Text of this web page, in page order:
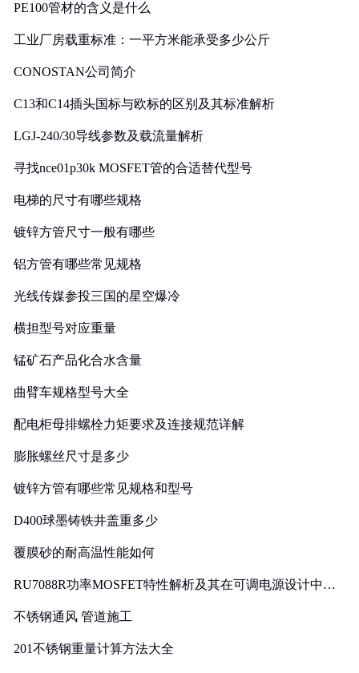
PE100管材的含义是什么
工业厂房载重标准：一平方米能承受多少公斤
CONOSTAN公司简介
C13和C14插头国标与欧标的区别及其标准解析
LGJ-240/30导线参数及载流量解析
寻找nce01p30k MOSFET管的合适替代型号
电梯的尺寸有哪些规格
镀锌方管尺寸一般有哪些
铝方管有哪些常见规格
光线传媒参投三国的星空爆冷
横担型号对应重量
锰矿石产品化合水含量
曲臂车规格型号大全
配电柜母排螺栓力矩要求及连接规范详解
膨胀螺丝尺寸是多少
镀锌方管有哪些常见规格和型号
D400球墨铸铁井盖重多少
覆膜砂的耐高温性能如何
RU7088R功率MOSFET特性解析及其在可调电源设计中的
不锈钢通风 管道施工
201不锈钢重量计算方法大全